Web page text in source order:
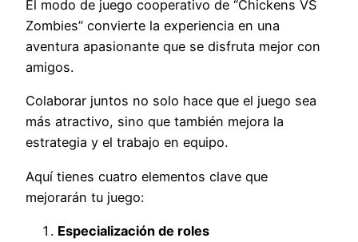
El modo de juego cooperativo de “Chickens VS
Zombies” convierte la experiencia en una
aventura apasionante que se disfruta mejor con
amigos.
Colaborar juntos no solo hace que el juego sea
más atractivo, sino que también mejora la
estrategia y el trabajo en equipo.
Aquí tienes cuatro elementos clave que
mejorarán tu juego:
Especialización de roles